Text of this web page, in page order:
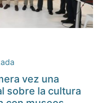
vez una
sobre la cultura